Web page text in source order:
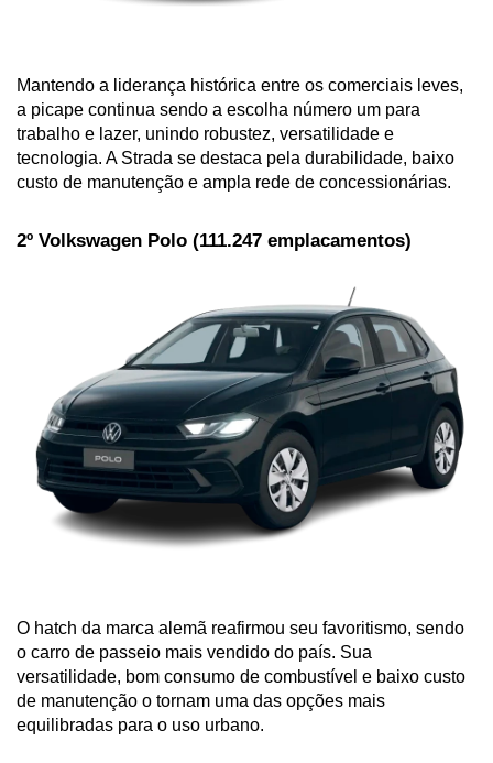
Mantendo a liderança histórica entre os comerciais leves,
a picape continua sendo a escolha número um para
trabalho e lazer, unindo robustez, versatilidade e
tecnologia. A Strada se destaca pela durabilidade, baixo
custo de manutenção e ampla rede de concessionárias.
2º Volkswagen Polo (111.247 emplacamentos)
O hatch da marca alemã reafirmou seu favoritismo, sendo
o carro de passeio mais vendido do país. Sua
versatilidade, bom consumo de combustível e baixo custo
de manutenção o tornam uma das opções mais
equilibradas para o uso urbano.